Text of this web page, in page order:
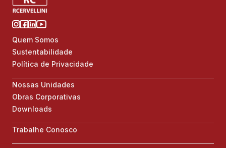
Quem Somos
Sustentabilidade
Política de Privacidade
Nossas Unidades
Obras Corporativas
Downloads
Trabalhe Conosco